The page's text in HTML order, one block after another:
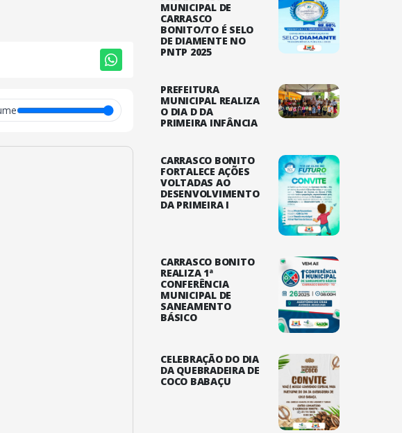
MUNICIPAL DE
CARRASCO
BONITO/TO É SELO
DE DIAMENTE NO
PNTP 2025
PREFEITURA
MUNICIPAL REALIZA
O DIA D DA
PRIMEIRA INFÂNCIA
CARRASCO BONITO
FORTALECE AÇÕES
VOLTADAS AO
DESENVOLVIMENTO
DA PRIMEIRA I
CARRASCO BONITO
REALIZA 1ª
CONFERÊNCIA
MUNICIPAL DE
SANEAMENTO
BÁSICO
CELEBRAÇÃO DO DIA
DA QUEBRADEIRA DE
COCO BABAÇU